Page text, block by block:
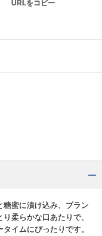
URLをコピー
糖蜜に漬け込み、ブラン
柔らかな口あたりで、
イムにぴったりです。